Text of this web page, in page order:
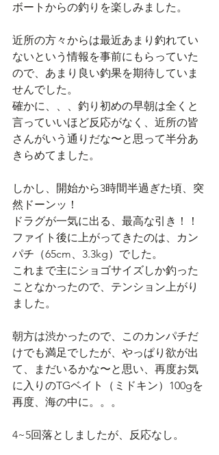
ボートからの釣りを楽しみました。
近所の方々からは最近あまり釣れてい
ないという情報を事前にもらっていた
ので、あまり良い釣果を期待していま
せんでした。
確かに、、、釣り初めの早朝は全くと
言っていいほど反応がなく、近所の皆
さんがいう通りだな〜と思って半分あ
きらめてました。
しかし、開始から3時間半過ぎた頃、突
然ドーンッ！
ドラグが一気に出る、最高な引き！！
ファイト後に上がってきたのは、カン
パチ（65cm、3.3kg）でした。
これまで主にショゴサイズしか釣った
ことなかったので、テンション上がり
ました。
朝方は渋かったので、このカンパチだ
けでも満足でしたが、やっぱり欲が出
て、まだいるかな〜と思い、再度お気
に入りのTGベイト（ミドキン）100gを
再度、海の中に。。。
4~5回落としましたが、反応なし。